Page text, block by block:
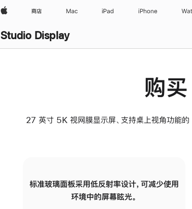
Apple 商店 Mac iPad iPhone
Studio Display
购
27 英寸 5K 视网膜显示屏、支持桌上视角功能
标准玻璃面板采用低反射率设计，可减少使用
环境中的屏幕眩光。